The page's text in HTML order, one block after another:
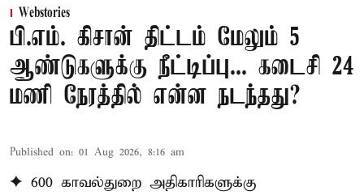
Webstories
பி.எம். கிசான் திட்டம் மேலும் 5
ஆண்டுகளுக்கு நீட்டிப்பு... கடைசி 24
மணி நேரத்தில் என்ன நடந்தது?
Published on: 01 Aug 2026, 8:16 am
✦ 600 காவல்துறை அதிகாரிகளுக்கு